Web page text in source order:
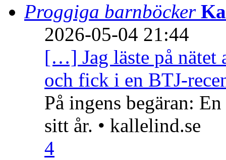
Proggiga barnböcker
2026-05-04 21:44
[…] Jag läste på nätet
och fick i en BTJ-
På ingens begäran:
sitt år. • kallelind.se
4